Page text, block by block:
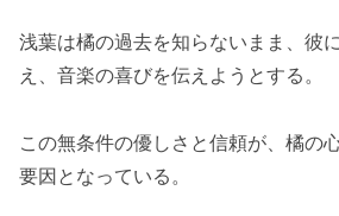
浅葉は橘の過去を知らないまま、彼
え、音楽の喜びを伝えようとする。
この無条件の優しさと信頼が、橘の
要因となっている。